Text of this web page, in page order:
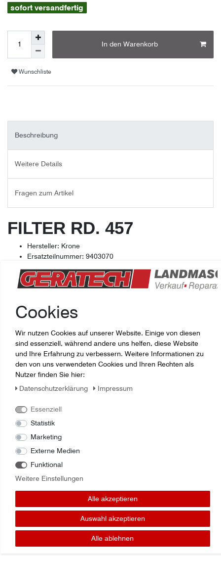
sofort versandfertig
In den Warenkorb
Wunschliste
Beschreibung
Weitere Details
Fragen zum Artikel
FILTER RD. 457
Hersteller: Krone
Ersatzteilnummer: 9403070
Restposten zum Sonderpreis können nicht nachbestellt
Zuletzt angesehene Artikel:
Cookies
Wir nutzen Cookies auf unserer Website. Einige von diesen
sind essenziell, während andere uns helfen, diese Website
und Ihre Erfahrung zu verbessern. Weitere Informationen zu
den von uns verwendeten Cookies und Ihren Rechten als
Nutzer finden Sie hier:
Daten­schutz­erklärung
Impressum
Essenziell
Statistik
Marketing
Externe Medien
Funktional
Weitere Einstellungen
Alle akzeptieren
Auswahl akzeptieren
Alle ablehnen